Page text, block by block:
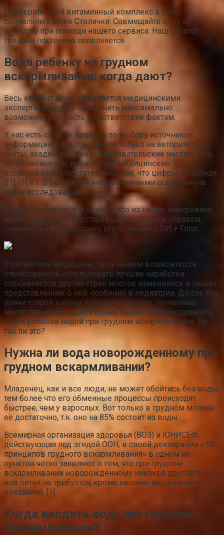
Подберите свой витаминный комплекс в сети
социальных аптек Столички. Совмещайте цену и
качество при помощи нашего сервиса. Наш каталог
товаров постоянно пополняется.
Вода ребенку на грудном
вскармливании: когда дают?
Весь контент iLive проверяется медицинскими
экспертами, чтобы обеспечить максимально
возможную точность и соответствие фактам.
У нас есть строгие правила по выбору источников
информации и мы ссылаемся только на авторитетные
сайты, академические исследовательские институты и,
по возможности, доказанные медицинские
исследования. Обратите внимание, что цифры в скобках
([1], [2] и т. д.) являются интерактивными ссылками на
такие исследования.
Если вы считаете, что какой-либо из наших материалов
является неточным, устаревшим или иным образом
сомнительным, выберите его и нажмите Ctrl + Enter.
С развитием медицины, получением возможности
отечественной использовать лучшие наработки
специалистов других стран многое изменилось в наших
представлениях о ней, особенно в педиатрии. До сих пор
врачи старой школы повторяют догмы, заученные
много лет назад. Одной из них является необходимость
поить ребёнка водой при грудном вскармливании. Но
так ли это?
Нужна ли вода новорожденному при
грудном вскармливании?
Младенец, как и все люди, не может обойтись без воды,
тем более что его обменные процессы происходят
быстрее, чем у взрослых. Вот только в грудном молоке
её достаточно, т.к. оно на 85% состоит из воды.
Всемирная организация здоровья (ВОЗ) и ЮНИСЕФ,
действующая под эгидой ООН, в своей декларации «10
принципов грудного вскармливания» в одном из
пунктов чётко заявляют о том, что при грудном
вскармливании новорожденному никакой другой пищи
или питья не требуется, кроме наличия медицинских
показаний. [1]
Когда вводить воду при грудном
вскармливании?